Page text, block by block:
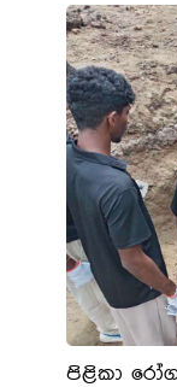
පිළිකා